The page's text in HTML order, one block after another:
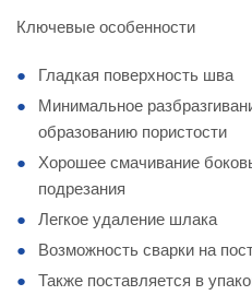
Ключевые особенности
Гладкая поверхность шва
Минимальное
образованию пористости
Хорошее смачивание
подрезания
Легкое удаление шлака
Возможность сварки на
Также поставляется в